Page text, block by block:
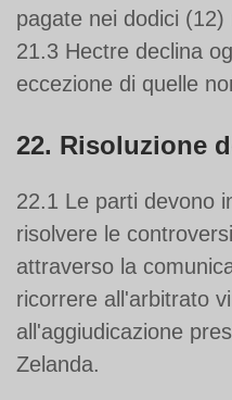
pagate nei dodici
21.3 Hectre declina
eccezione di quelle
22. Risoluzione
22.1 Le parti devono
risolvere le
attraverso la
ricorrere all'arbitrato
all'aggiudicazione
Zelanda.